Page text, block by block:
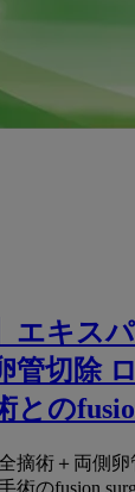
エキス
管切除
との
摘術＋両側